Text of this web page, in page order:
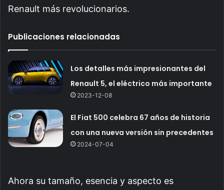
Renault más revolucionarios.
Publicaciones relacionadas
Los detalles más impresionantes del
Renault 5, el eléctrico más importante
2023-12-08
El Fiat 500 celebra 67 años de historia
con una nueva versión sin precedentes
2024-07-04
Ahora su tamaño, esencia y aspecto es